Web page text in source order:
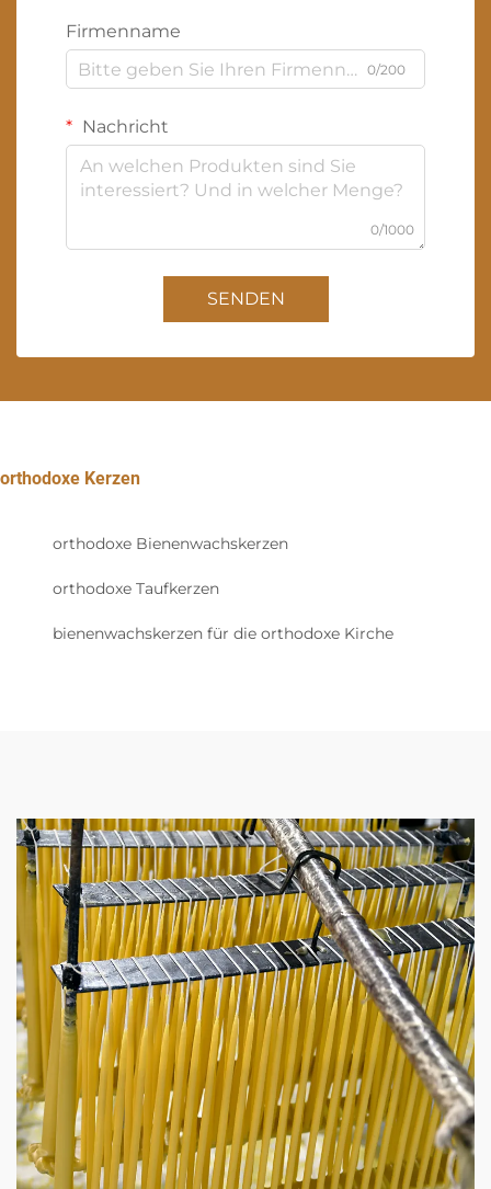
Firmenname
0/200
Nachricht
0/1000
SENDEN
orthodoxe Kerzen
orthodoxe Bienenwachskerzen
orthodoxe Taufkerzen
bienenwachskerzen für die orthodoxe Kirche